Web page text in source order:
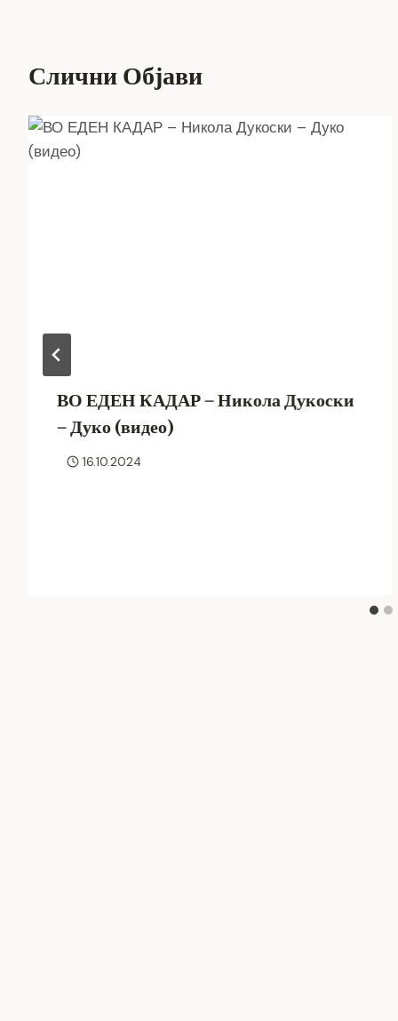
Слични Објави
ВО ЕДЕН КАДАР – Никола Дукоски
– Дуко (видео)
16.10.2024